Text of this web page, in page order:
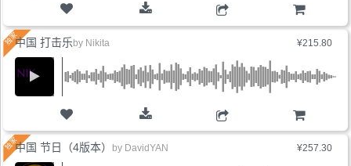
¥215.80
购物车
中国 打击乐 by Nikita
¥257.30
中国 节日（4版本） by DavidYAN